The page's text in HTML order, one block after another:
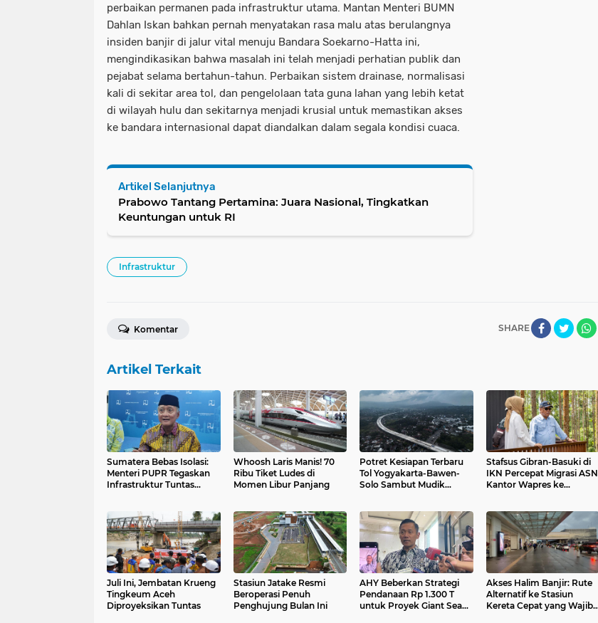
perbaikan permanen pada infrastruktur utama. Mantan Menteri BUMN
Dahlan Iskan bahkan pernah menyatakan rasa malu atas berulangnya
insiden banjir di jalur vital menuju Bandara Soekarno-Hatta ini,
mengindikasikan bahwa masalah ini telah menjadi perhatian publik dan
pejabat selama bertahun-tahun. Perbaikan sistem drainase, normalisasi
kali di sekitar area tol, dan pengelolaan tata guna lahan yang lebih ketat
di wilayah hulu dan sekitarnya menjadi krusial untuk memastikan akses
ke bandara internasional dapat diandalkan dalam segala kondisi cuaca.
Artikel Selanjutnya
Prabowo Tantang Pertamina: Juara Nasional, Tingkatkan
Keuntungan untuk RI
Infrastruktur
SHARE
Komentar
Artikel Terkait
Sumatera Bebas Isolasi:
Menteri PUPR Tegaskan
Infrastruktur Tuntas
Whoosh Laris Manis! 70
Ribu Tiket Ludes di
Momen Libur Panjang
Potret Kesiapan Terbaru
Tol Yogyakarta-Bawen-
Solo Sambut Mudik
Stafsus Gibran-Basuki di
IKN Percepat Migrasi ASN
Kantor Wapres ke
Juli Ini, Jembatan Krueng
Tingkeum Aceh
Diproyeksikan Tuntas
Stasiun Jatake Resmi
Beroperasi Penuh
Penghujung Bulan Ini
AHY Beberkan Strategi
Pendanaan Rp 1.300 T
untuk Proyek Giant Sea
Akses Halim Banjir: Rute
Alternatif ke Stasiun
Kereta Cepat yang Wajib